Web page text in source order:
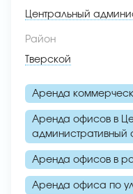
Центральный
Район
Тверской
Аренда
Аренда офисов в
административный
Аренда офисов в
Аренда офиса по